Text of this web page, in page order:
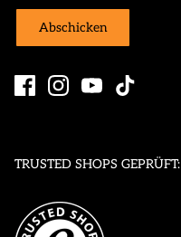
Abschicken
TRUSTED SHOPS GEPRÜFT: